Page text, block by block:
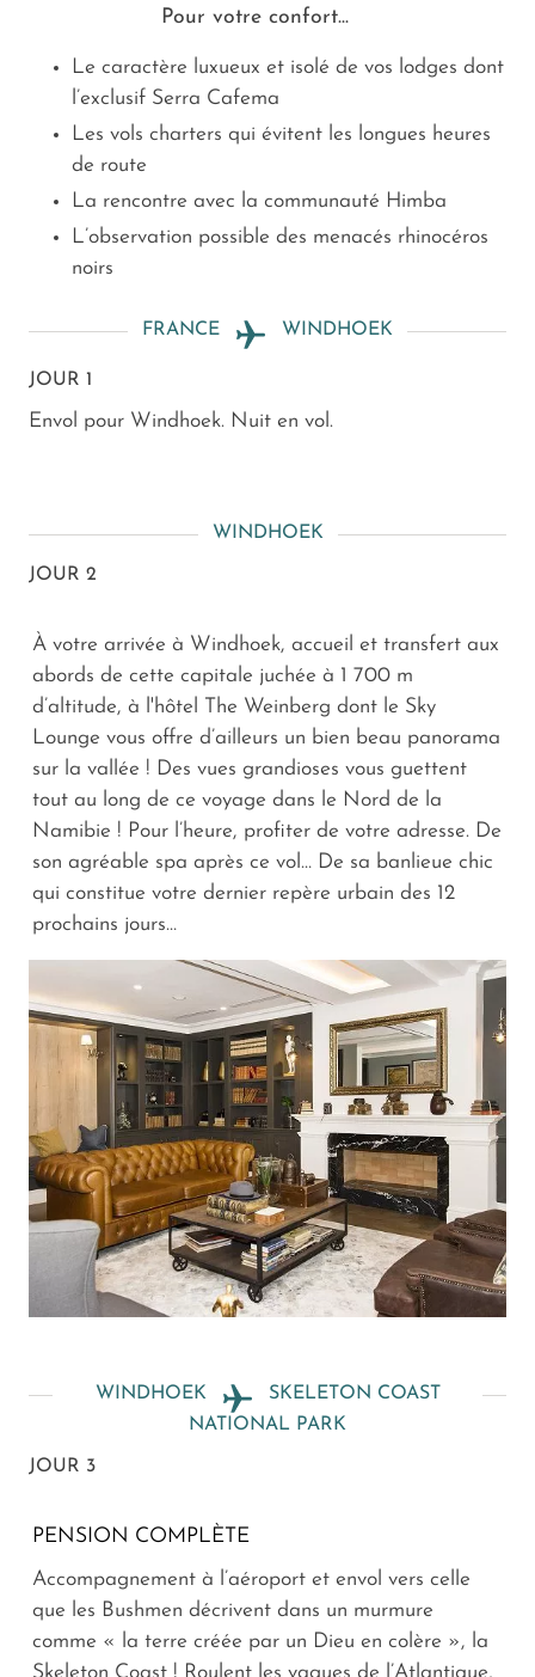
Pour votre confort...
Le caractère luxueux et isolé de vos lodges dont
l’exclusif Serra Cafema
Les vols charters qui évitent les longues heures
de route
La rencontre avec la communauté Himba
L’observation possible des menacés rhinocéros
noirs
FRANCE WINDHOEK
JOUR 1
Envol pour Windhoek. Nuit en vol.
WINDHOEK
JOUR 2
À votre arrivée à Windhoek, accueil et transfert aux
abords de cette capitale juchée à 1 700 m
d’altitude, à l'hôtel The Weinberg dont le Sky
Lounge vous offre d’ailleurs un bien beau panorama
sur la vallée ! Des vues grandioses vous guettent
tout au long de ce voyage dans le Nord de la
Namibie ! Pour l’heure, profiter de votre adresse. De
son agréable spa après ce vol… De sa banlieue chic
qui constitue votre dernier repère urbain des 12
prochains jours…
WINDHOEK
SKELETON COAST
NATIONAL PARK
JOUR 3
PENSION COMPLÈTE
Accompagnement à l’aéroport et envol vers celle
que les Bushmen décrivent dans un murmure
comme « la terre créée par un Dieu en colère », la